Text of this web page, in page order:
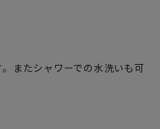
またシャワーでの水洗いも可